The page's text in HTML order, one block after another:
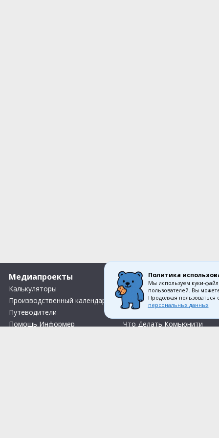
Медиапроекты
Калькуляторы
Производственный календарь
Путеводители
Помощь Информер
О компании
Вакансии
О нас
Контакты
Что Делать Комьюнити
Политика
Мы используем куки-
пользователей. Вы
Продолжая
персональных данных